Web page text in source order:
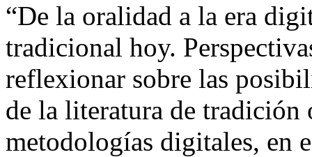
“De la oralidad a la era
tradicional hoy.
reflexionar sobre las
de la literatura de tradición
metodologías digitales, en